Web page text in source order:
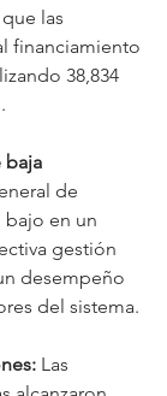
las
financiamiento
38,834
baja
de
bajo en un
gestión
desempeño
del sistema.
Las